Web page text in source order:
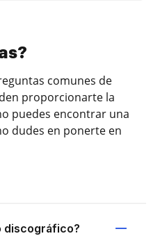
comunes de
proporcionarte la
puedes encontrar una
dudes en ponerte en
discográfico?